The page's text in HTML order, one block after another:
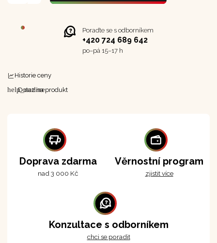
Poraďte se s odborníkem
+420 724 689 642
po–⁠⁠⁠⁠⁠⁠pá 15–17 h
Historie ceny
help_outline
Dotaz na produkt
Doprava zdarma
nad 3 000 Kč
Věrnostní program
zjistit více
Konzultace s odborníkem
chci se poradit